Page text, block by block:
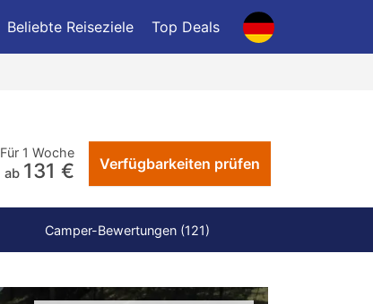
Beliebte Reiseziele Top Deals
Für 1 Woche
ab 131 € Verfügbarkeiten prüfen
Camper-Bewertungen (121)